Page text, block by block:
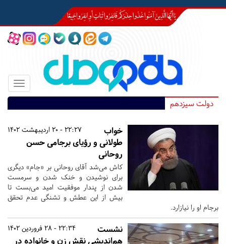
Toggle
دولت سیزدهم
22:27 - 20 اردیبهشت 1402
خواب
طولانی و رؤیای برجامی حسن
روحانی
کاش می‌شد آقای روحانی بر «جام» دیگری
برای نوشیدن و خنک شدن و سرمست
شدن از پندار موفقیت امید می‌بست تا
بیش از این عطش و تشنگی عدم تحقق
برجام او را نیازارد.
22:34 - 28 فروردین 1402
نشست
هم‌اندیشی نقش زن و خانواده در